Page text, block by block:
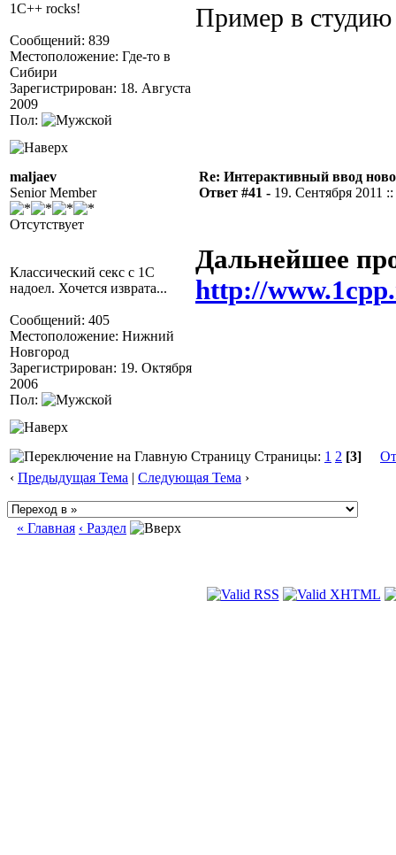
1C++ rocks!
Сообщений: 839
Местоположение: Где-то в
Сибири
Зарегистрирован: 18. Августа
2009
Пол:
Пример в
maljaev
Senior Member
Отсутствует
Классический секс с 1С
надоел. Хочется изврата...
Сообщений: 405
Местоположение: Нижний
Новгород
Зарегистрирован: 19. Октября
2006
Пол:
Re: Интерактивный ввод
Ответ #41 - 19. Сентября 2011
Дальнейшее
http://
Страницы: 1 2 [3]
‹ Предыдущая Тема | Следующая Тема ›
« Главная ‹ Раздел